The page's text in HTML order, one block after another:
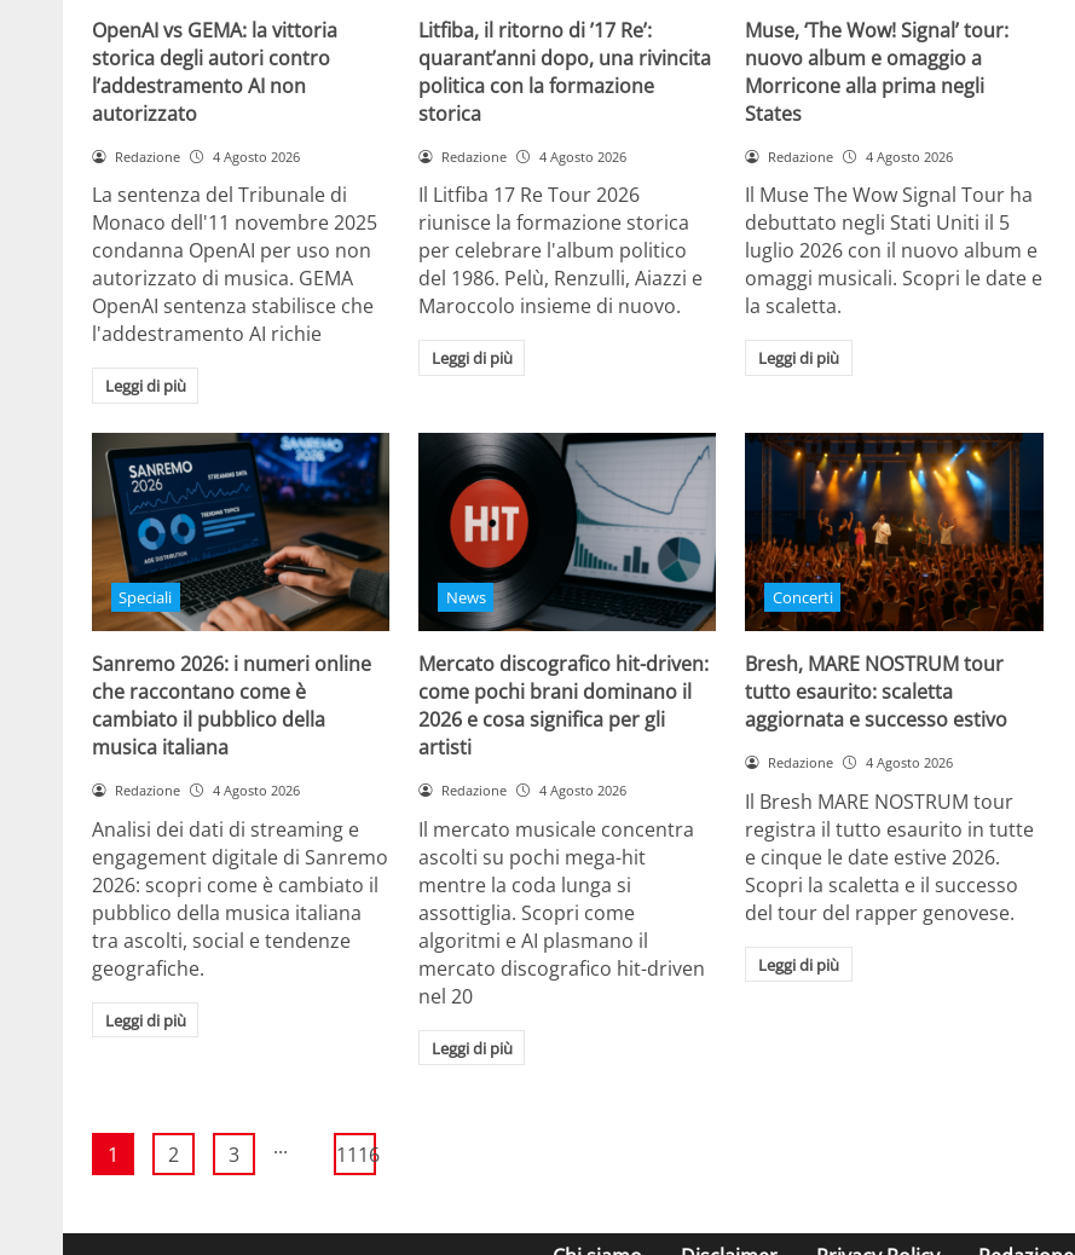
OpenAI vs GEMA: la vittoria
storica degli autori contro
l’addestramento AI non
autorizzato
Redazione 4 Agosto 2026
La sentenza del Tribunale di
Monaco dell'11 novembre 2025
condanna OpenAI per uso non
autorizzato di musica. GEMA
OpenAI sentenza stabilisce che
l'addestramento AI richie
Leggi di più
Litfiba, il ritorno di ’17 Re’:
quarant’anni dopo, una rivincita
politica con la formazione
storica
Redazione 4 Agosto 2026
Il Litfiba 17 Re Tour 2026
riunisce la formazione storica
per celebrare l'album politico
del 1986. Pelù, Renzulli, Aiazzi e
Maroccolo insieme di nuovo.
Leggi di più
Muse, ‘The Wow! Signal’ tour:
nuovo album e omaggio a
Morricone alla prima negli
States
Redazione 4 Agosto 2026
Il Muse The Wow Signal Tour ha
debuttato negli Stati Uniti il 5
luglio 2026 con il nuovo album e
omaggi musicali. Scopri le date e
la scaletta.
Leggi di più
Speciali
Sanremo 2026: i numeri online
che raccontano come è
cambiato il pubblico della
musica italiana
Redazione 4 Agosto 2026
Analisi dei dati di streaming e
engagement digitale di Sanremo
2026: scopri come è cambiato il
pubblico della musica italiana
tra ascolti, social e tendenze
geografiche.
Leggi di più
News
Mercato discografico hit-driven:
come pochi brani dominano il
2026 e cosa significa per gli
artisti
Redazione 4 Agosto 2026
Il mercato musicale concentra
ascolti su pochi mega-hit
mentre la coda lunga si
assottiglia. Scopri come
algoritmi e AI plasmano il
mercato discografico hit-driven
nel 20
Leggi di più
Concerti
Bresh, MARE NOSTRUM tour
tutto esaurito: scaletta
aggiornata e successo estivo
Redazione 4 Agosto 2026
Il Bresh MARE NOSTRUM tour
registra il tutto esaurito in tutte
e cinque le date estive 2026.
Scopri la scaletta e il successo
del tour del rapper genovese.
Leggi di più
1 2 3 ... 1116